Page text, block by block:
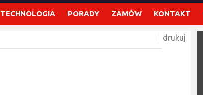
TECHNOLOGIA PORADY ZAMÓW KONTAKT
drukuj